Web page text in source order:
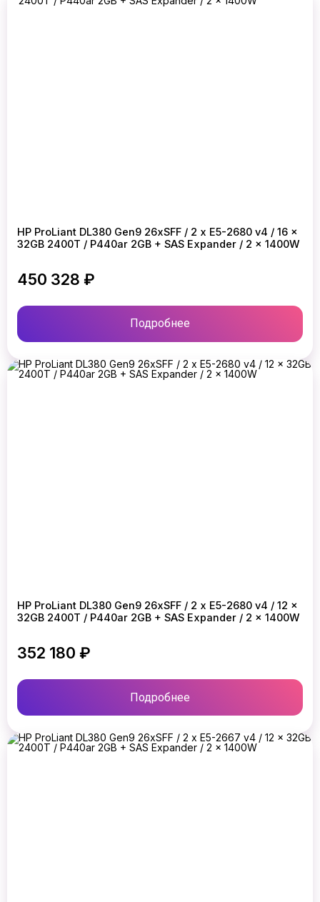
HP ProLiant DL380 Gen9 26xSFF / 2 x E5-2680 v4 / 16 x
32GB 2400T / P440ar 2GB + SAS Expander / 2 x 1400W
450 328 ₽
Подробнее
HP ProLiant DL380 Gen9 26xSFF / 2 x E5-2680 v4 / 12 x
32GB 2400T / P440ar 2GB + SAS Expander / 2 x 1400W
352 180 ₽
Подробнее